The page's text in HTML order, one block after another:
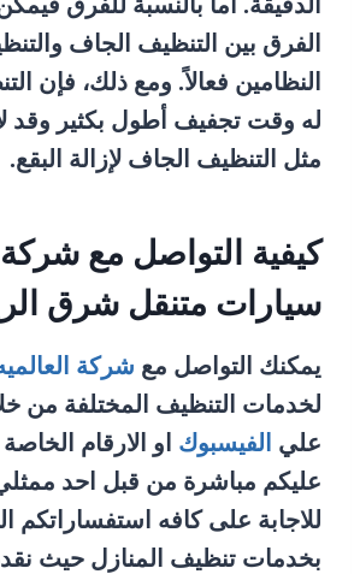
الدقيقة. اما بالنسبة للفرق
الفرق بين التنظيف الجاف
النظامين فعالاً. ومع ذلك، فإن
له وقت تجفيف أطول بكثير وقد
مثل التنظيف الجاف لإزالة البقع.
كيفية التواصل مع
سيارات متنقل شرق
يمكنك التواصل مع شركة
لخدمات التنظيف المختلفة من
علي الفيسبوك او الارقام
عليكم مباشرة من قبل احد
للاجابة على كافه استفساراتكم
بخدمات تنظيف المنازل حيث